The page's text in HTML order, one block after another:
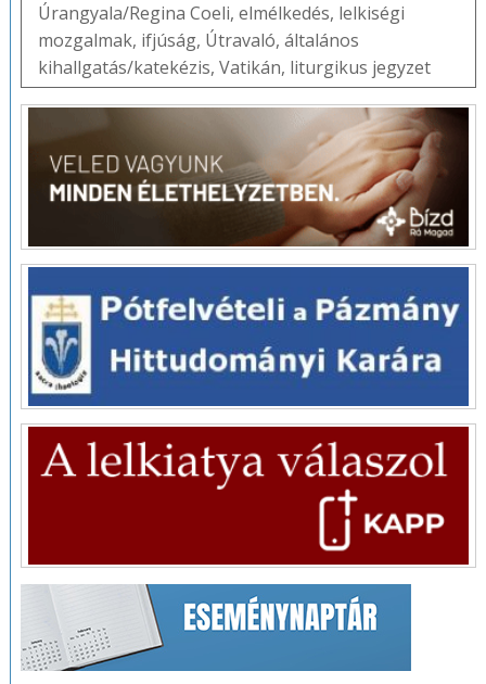
Úrangyala/Regina Coeli, elmélkedés, lelkiségi
mozgalmak, ifjúság, Útravaló, általános
kihallgatás/katekézis, Vatikán, liturgikus jegyzet